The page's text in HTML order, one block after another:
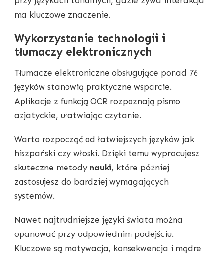
ma kluczowe znaczenie.
Wykorzystanie technologii i
tłumaczy elektronicznych
Tłumacze elektroniczne obsługujące ponad 76
języków stanowią praktyczne wsparcie.
Aplikacje z funkcją OCR rozpoznają pismo
azjatyckie, ułatwiając czytanie.
Warto rozpocząć od łatwiejszych języków jak
hiszpański czy włoski. Dzięki temu wypracujesz
skuteczne metody nauki, które później
zastosujesz do bardziej wymagających
systemów.
Nawet najtrudniejsze języki świata można
opanować przy odpowiednim podejściu.
Kluczowe są motywacja, konsekwencja i mądre